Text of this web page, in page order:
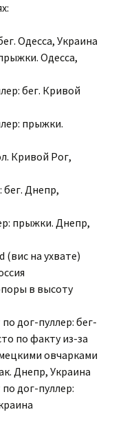
Одесса, Украина
Одесса,
бег. Кривой
прыжки.
Кривой Рог,
бег. Днепр,
прыжки. Днепр,
(вис на ухвате)
в высоту
дог-пуллер: бег-
по факту из-за
овчарками
Днепр, Украина
дог-пуллер: